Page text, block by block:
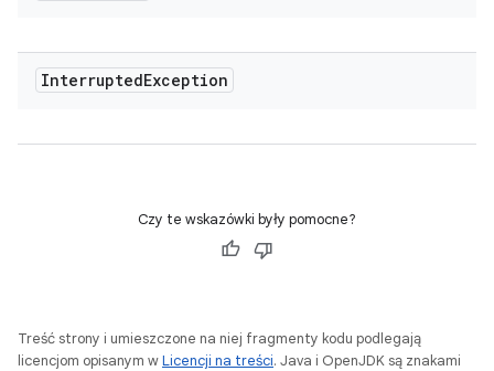
InterruptedException
Czy te wskazówki były pomocne?
Treść strony i umieszczone na niej fragmenty kodu podlegają
licencjom opisanym wLicencji na treści. Java i OpenJDK są znakami